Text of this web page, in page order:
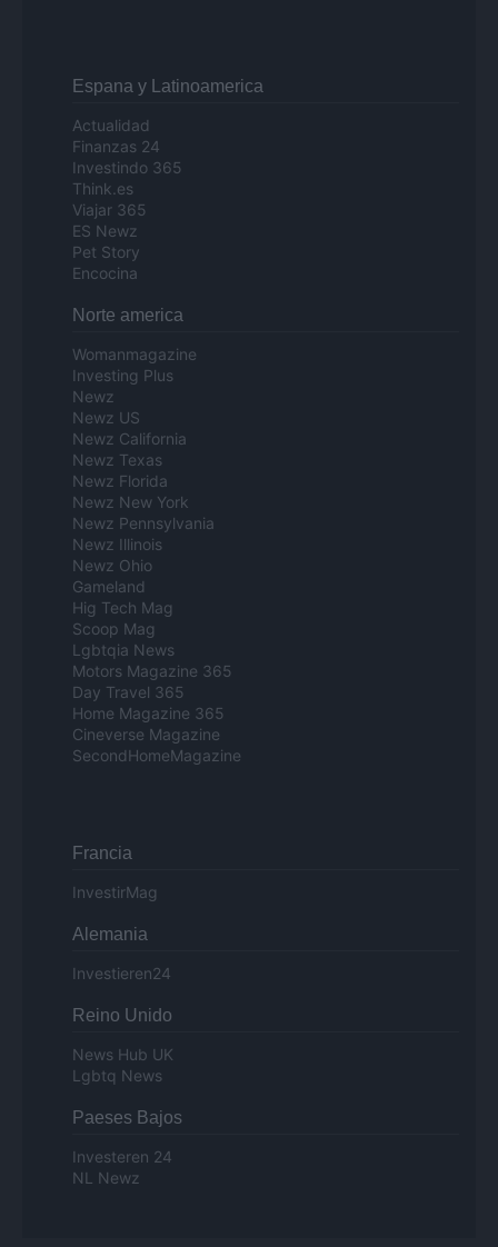
Espana y Latinoamerica
Actualidad
Finanzas 24
Investindo 365
Think.es
Viajar 365
ES Newz
Pet Story
Encocina
Norte america
Womanmagazine
Investing Plus
Newz
Newz US
Newz California
Newz Texas
Newz Florida
Newz New York
Newz Pennsylvania
Newz Illinois
Newz Ohio
Gameland
Hig Tech Mag
Scoop Mag
Lgbtqia News
Motors Magazine 365
Day Travel 365
Home Magazine 365
Cineverse Magazine
SecondHomeMagazine
Francia
InvestirMag
Alemania
Investieren24
Reino Unido
News Hub UK
Lgbtq News
Paeses Bajos
Investeren 24
NL Newz